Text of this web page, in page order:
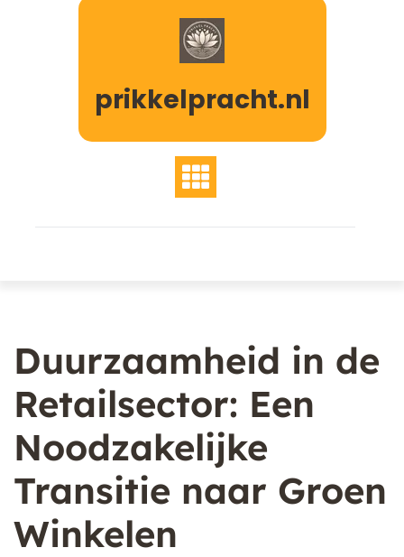
prikkelpracht.nl
Duurzaamheid in de
Retailsector: Een
Noodzakelijke
Transitie naar Groen
Winkelen